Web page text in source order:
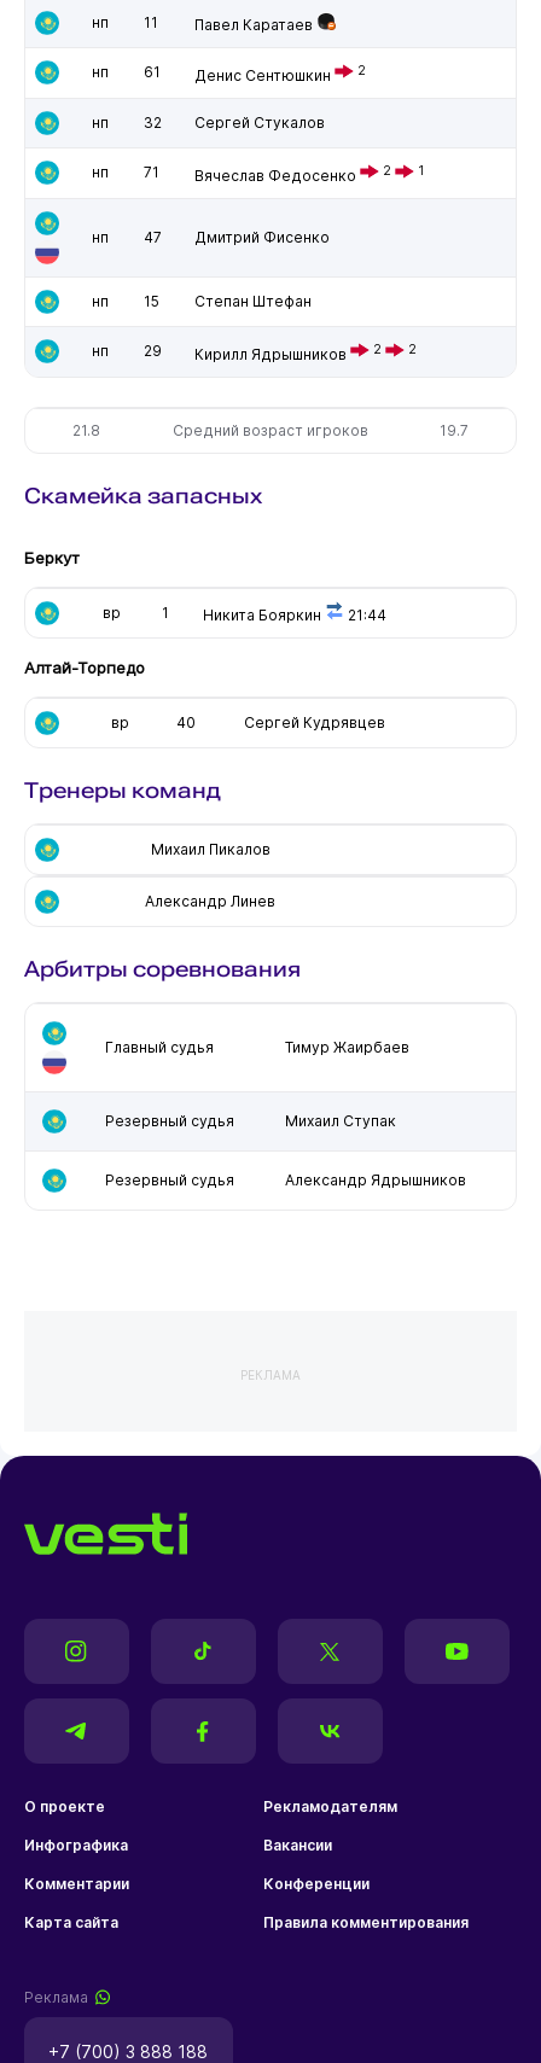
нп 11 Павел Каратаев
нп 61 Денис Сентюшкин 2
нп 32 Сергей Стукалов
нп 71 Вячеслав Федосенко 2 1
нп 47 Дмитрий Фисенко
нп 15 Степан Штефан
нп 29 Кирилл Ядрышников 2 2
21.8 Средний возраст игроков 19.7
Скамейка запасных
Беркут
вр 1 Никита Бояркин 21:44
Алтай-Торпедо
вр 40 Сергей Кудрявцев
Тренеры команд
Михаил Пикалов
Александр Линев
Арбитры соревнования
Главный судья Тимур Жаирбаев
Резервный судья Михаил Ступак
Резервный судья Александр Ядрышников
РЕКЛАМА
О проекте Рекламодателям
Инфографика Вакансии
Комментарии Конференции
Карта сайта Правила комментирования
Реклама
+7 (700) 3 888 188